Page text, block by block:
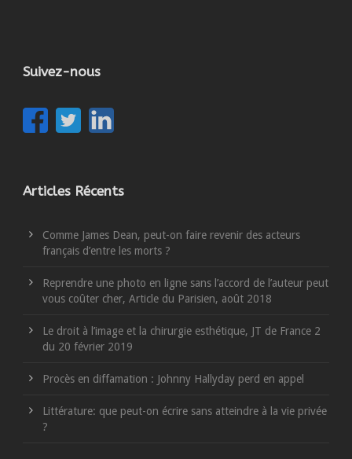
Suivez-nous
Articles Récents
Comme James Dean, peut-on faire revenir des acteurs
français d’entre les morts ?
Reprendre une photo en ligne sans l’accord de l’auteur peut
vous coûter cher, Article du Parisien, août 2018
Le droit à l’image et la chirurgie esthétique, JT de France 2
du 20 février 2019
Procès en diffamation : Johnny Hallyday perd en appel
Littérature: que peut-on écrire sans atteindre à la vie privée
?